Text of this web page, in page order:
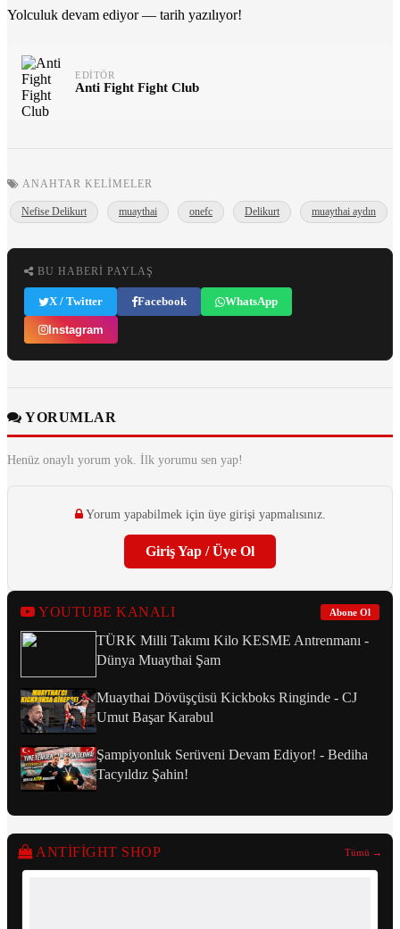
Yolculuk devam ediyor — tarih yazılıyor!
EDITÖR
Anti Fight Fight Club
ANAHTAR KELIMELER
Nefise Delikurt muaythai onefc Delikurt muaythai aydın
BU HABERI PAYLAŞ
X / Twitter Facebook WhatsApp
Instagram
YORUMLAR
Henüz onaylı yorum yok. İlk yorumu sen yap!
Yorum yapabilmek için üye girişi yapmalısınız.
Giriş Yap / Üye Ol
YOUTUBE KANALI Abone Ol
TÜRK Milli Takımı Kilo KESME Antrenmanı -
Dünya Muaythai Şam
Muaythai Dövüşçüsü Kickboks Ringinde - CJ
Umut Başar Karabul
Şampiyonluk Serüveni Devam Ediyor! - Bediha
Tacyıldız Şahin!
ANTIFIGHT SHOP Tümü →